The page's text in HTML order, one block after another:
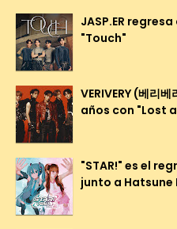
JASP.ER
"Touch"
VERIVERY (베리
años con "Lost
"STAR!" es el
junto a Hatsune